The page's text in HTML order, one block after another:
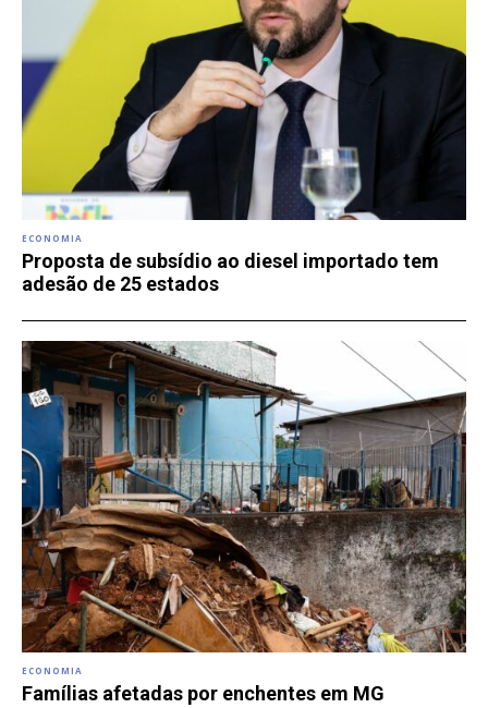
ECONOMIA
Proposta de subsídio ao diesel importado tem
adesão de 25 estados
ECONOMIA
Famílias afetadas por enchentes em MG